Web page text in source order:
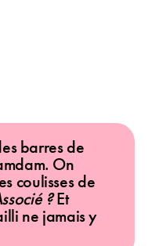
barres de
On
coulisses de
?Et
ne jamais y